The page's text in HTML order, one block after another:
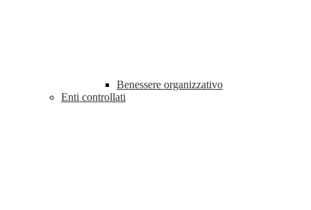
Benessere organizzativo
Enti controllati